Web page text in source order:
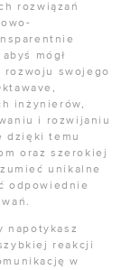
rozwiązań
mógł
rozwoju swojego
inżynierów,
i rozwijaniu
dzięki temu
oraz szerokiej
unikalne
odpowiednie
napotykasz
reakcji
w